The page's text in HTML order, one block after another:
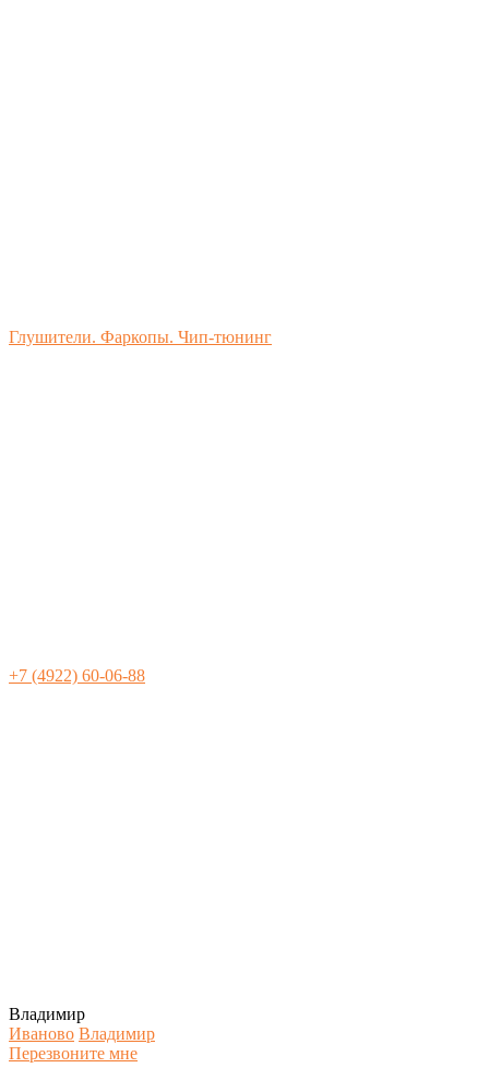
Глушители. Фаркопы. Чип-тюнинг
+7 (4922) 60-06-88
Владимир
Иваново Владимир
Перезвоните мне